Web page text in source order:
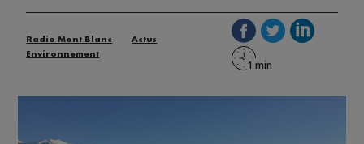
Radio Mont Blanc
Actus
Environnement